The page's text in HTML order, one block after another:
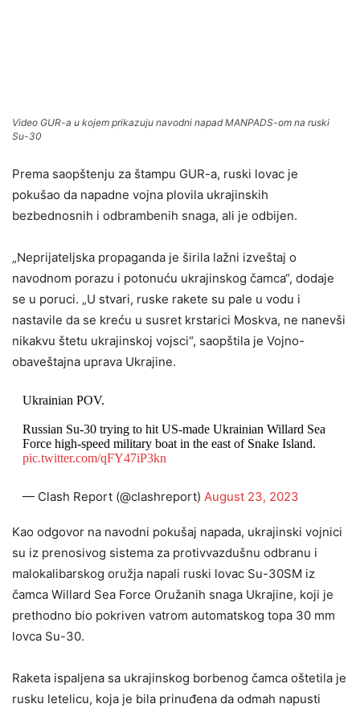
Video GUR-a u kojem prikazuju navodni napad MANPADS-om na ruski
Su-30
Prema saopštenju za štampu GUR-a, ruski lovac je
pokušao da napadne vojna plovila ukrajinskih
bezbednosnih i odbrambenih snaga, ali je odbijen.
„Neprijateljska propaganda je širila lažni izveštaj o
navodnom porazu i potonuću ukrajinskog čamca“, dodaje
se u poruci. „U stvari, ruske rakete su pale u vodu i
nastavile da se kreću u susret krstarici Moskva, ne nanevši
nikakvu štetu ukrajinskoj vojsci“, saopštila je Vojno-
obaveštajna uprava Ukrajine.
Ukrainian POV.
Russian Su-30 trying to hit US-made Ukrainian Willard Sea
Force high-speed military boat in the east of Snake Island.
pic.twitter.com/qFY47iP3kn
— Clash Report (@clashreport) August 23, 2023
Kao odgovor na navodni pokušaj napada, ukrajinski vojnici
su iz prenosivog sistema za protivvazdušnu odbranu i
malokalibarskog oružja napali ruski lovac Su-30SM iz
čamca Willard Sea Force Oružanih snaga Ukrajine, koji je
prethodno bio pokriven vatrom automatskog topa 30 mm
lovca Su-30.
Raketa ispaljena sa ukrajinskog borbenog čamca oštetila je
rusku letelicu, koja je bila prinuđena da odmah napusti